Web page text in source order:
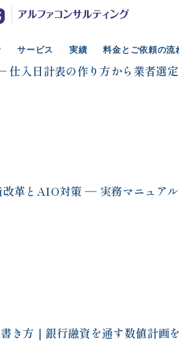
サービス 実績 料金とご依頼の流
調達、M&A支援
仕入日計表の作り方から業者選
改革とAIO対策 ― 実務マニュアル
き方｜銀行融資を通す数値計画